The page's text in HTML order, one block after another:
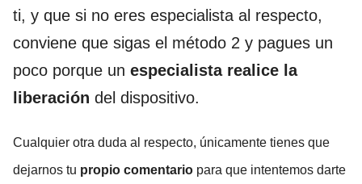
ti, y que si no eres especialista al respecto,
conviene que sigas el método 2 y pagues un
poco porque un especialista realice la
liberación del dispositivo.
Cualquier otra duda al respecto, únicamente tienes que
dejarnos tu propio comentario para que intentemos darte